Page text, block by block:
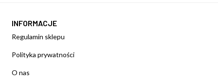
INFORMACJE
Regulamin sklepu
Polityka prywatności
O nas